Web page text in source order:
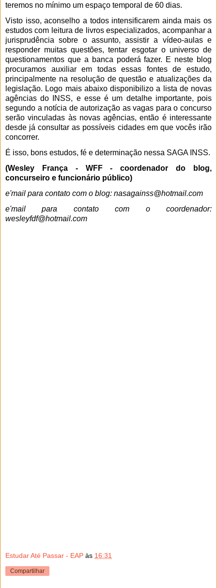
teremos no mínimo um espaço temporal de 60 dias.
Visto isso, aconselho a todos intensificarem ainda mais os
estudos com leitura de livros especializados, acompanhar a
jurisprudência sobre o assunto, assistir a vídeo-aulas e
responder muitas questões, tentar esgotar o universo de
questionamentos que a banca poderá fazer. E neste blog
procuramos auxiliar em todas essas fontes de estudo,
principalmente na resolução de questão e atualizações da
legislação. Logo mais abaixo disponibilizo a lista de novas
agências do INSS, e esse é um detalhe importante, pois
segundo a notícia de autorização as vagas para o concurso
serão vinculadas às novas agências, então é interessante
desde já consultar as possíveis cidades em que vocês irão
concorrer.
É isso, bons estudos, fé e determinação nessa SAGA INSS.
(Wesley França - WFF - coordenador do blog,
concurseiro e funcionário público)
e'mail para contato com o blog: nasagainss@hotmail.com
e'mail para contato com o coordenador:
wesleyfdf@hotmail.com
Estudar Até Passar - EAP às 16:31
Compartilhar